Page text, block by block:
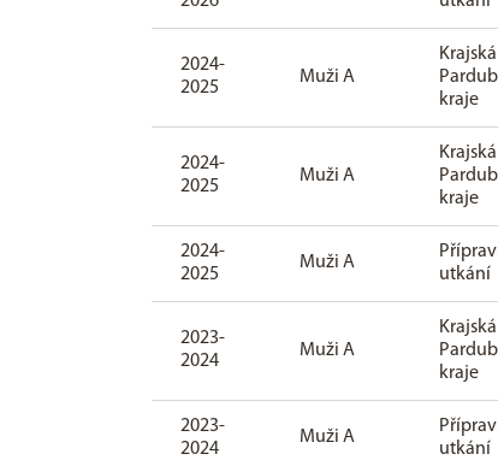
2024-
2025
Muži A
kraje
2024-
2025
Muži A
kraje
2024-
2025
Muži A
utkání
2023-
2024
Muži A
kraje
2023-
2024
Muži A
utkání